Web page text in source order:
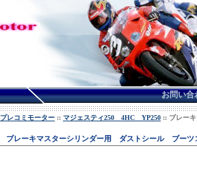
お問い合
プレコミモーター :: マジェスティ250 4HC YP250 :: ブレー
ブレーキマスターシリンダー用 ダストシール ブー